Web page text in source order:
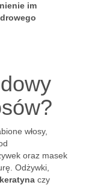
im
włosy,
oraz masek
Odżywki,
keratyna czy